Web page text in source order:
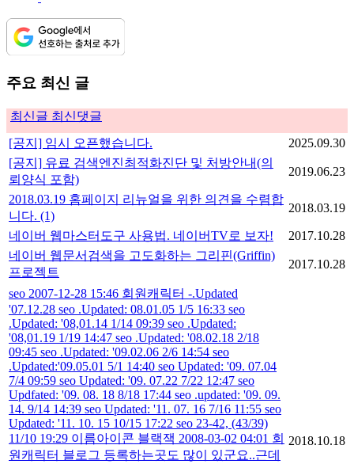
주요 최신 글
최신글 최신댓글
[공지] 임시 오픈했습니다.
2025.09.30
[공지] 유료 검색엔진최적화진단 및 처방안내(의
뢰양식 포함)
2019.06.23
2018.03.19 홈페이지 리뉴얼을 위한 의견을 수렴합
니다. (1)
2018.03.19
네이버 웹마스터도구 사용법. 네이버TV로 보자!
2017.10.28
네이버 웹문서검색을 고도화하는 그리핀(Griffin)
프로젝트
2017.10.28
seo 2007-12-28 15:46 회원캐릭터 -.Updated
'07.12.28 seo .Updated: 08.01.05 1/5 16:33 seo
.Updated: '08,01.14 1/14 09:39 seo .Updated:
'08,01.19 1/19 14:47 seo .Updated: '08.02.18 2/18
09:45 seo .Updated: '09.02.06 2/6 14:54 seo
.Updated:'09.05.01 5/1 14:40 seo Updated: '09. 07.04
7/4 09:59 seo Updated: '09. 07.22 7/22 12:47 seo
Updfated: '09. 08. 18 8/18 17:44 seo .updated: '09. 09.
14. 9/14 14:39 seo Updated: '11. 07. 16 7/16 11:55 seo
Updated: '11. 10. 15 10/15 17:22 seo 23-42, (43/39)
11/10 19:29 이름아이콘 블랙잭 2008-03-02 04:01 회
원캐릭터 블로그 등록하는곳도 많이 있군요..근데
2018.10.18